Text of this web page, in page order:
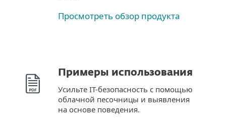
Просмотреть обзор продукта
Примеры использования
Усильте IT-безопасность с помощью
облачной песочницы и выявления
на основе поведения.